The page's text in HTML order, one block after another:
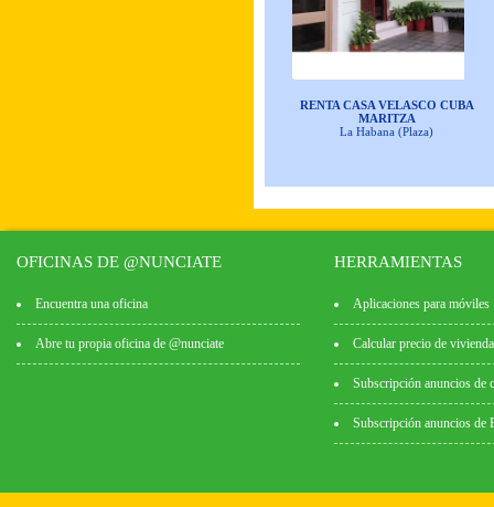
RENTA CASA VELASCO CUBA
MARITZA
La Habana (Plaza)
OFICINAS DE @NUNCIATE
Encuentra una oficina
Abre tu propia oficina de @nunciate
HERRAMIENTAS
Aplicaciones para móviles
Calcular precio de vivienda
Subscripción anuncios de
Subscripción anuncios de